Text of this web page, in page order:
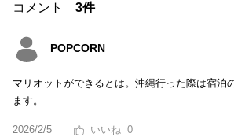
コメント 3件
POPCORN
マリオットができるとは。沖縄行った際は宿泊
ます。
2026/2/5 0